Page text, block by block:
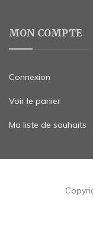
MON COMPTE
Connexion
Voir le panier
Ma liste de souhaits